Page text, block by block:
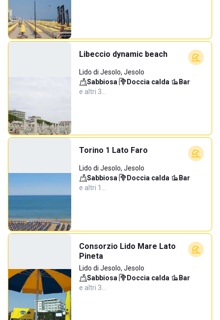
Libeccio dynamic beach
Lido di Jesolo, Jesolo
Sabbiosa· Doccia calda· Bar·
e altri 3…
Torino 1 Lato Faro
Lido di Jesolo, Jesolo
Sabbiosa· Doccia calda· Bar·
e altri 1…
Consorzio Lido Mare Lato
Pineta
Lido di Jesolo, Jesolo
Sabbiosa· Doccia calda· Bar·
e altri 3…